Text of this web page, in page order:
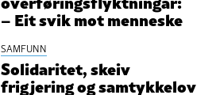
– Eit svik mot menneske
SAMFUNN
Solidaritet, skeiv
frigjering og samtykkelov